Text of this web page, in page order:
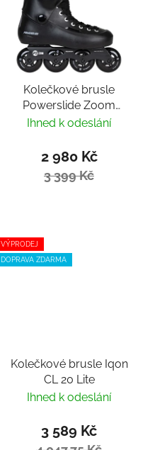
Kolečkové brusle
Powerslide Zoom
Black 80
Ihned k odeslání
2 980 Kč
3 399 Kč
VÝPRODEJ
DOPRAVA ZDARMA
Kolečkové brusle Iqon
CL 20 Lite
Ihned k odeslání
3 589 Kč